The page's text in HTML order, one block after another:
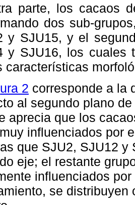
parte, los cacaos
dos sub-
y SJU15, y el
y SJU16, los cuales
características
2 corresponde a la
al segundo plano
aprecia que los
influenciados por
que SJU2, SJU12
eje; el restante
influenciados
se